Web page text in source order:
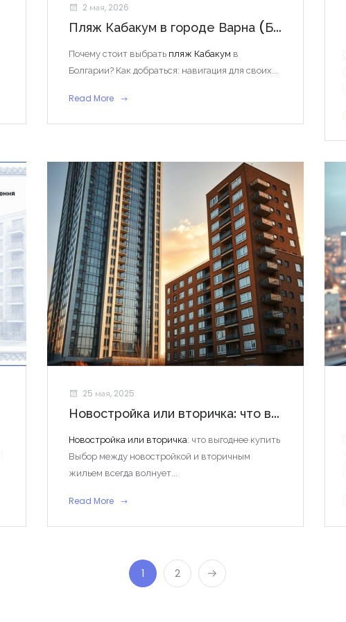
2 мая, 2026
Пляж Кабакум в городе Варна (Болгария): полный обзор
Почему стоит выбрать пляж Кабакум в
Болгарии? Как добраться: навигация для своих...
Read More
25 мая, 2025
Новостройка или вторичка: что выгоднее купить
Новостройка или вторичка: что выгоднее купить
Выбор между новостройкой и вторичным
жильем всегда волнует...
Read More
1 2